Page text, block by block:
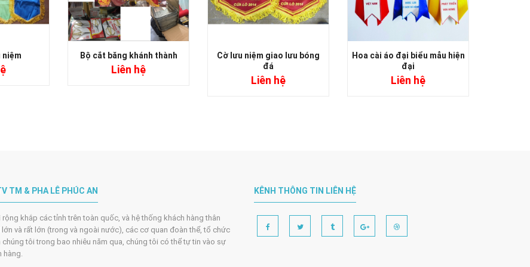
niệm Bộ cắt băng khánh thành
Liên hệ
Cờ lưu niệm giao lưu bóng
đá
Liên hệ
Hoa cài áo đại biểu mẫu hiện
đại
Liên hệ
TM & PHA LÊ PHÚC AN
khắp các tỉnh trên toàn quốc, và hệ thống khách hàng thân
và rất lớn (trong và ngoài nước), các cơ quan đoàn thể, tổ chức
chúng tôi trong bao nhiêu năm qua, chúng tôi có thể tự tin vào sự
hàng.
KÊNH THÔNG TIN LIÊN HỆ